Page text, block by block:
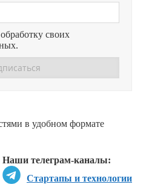
своих
в удобном формате
Наши телеграм-каналы:
Стартапы и технологии